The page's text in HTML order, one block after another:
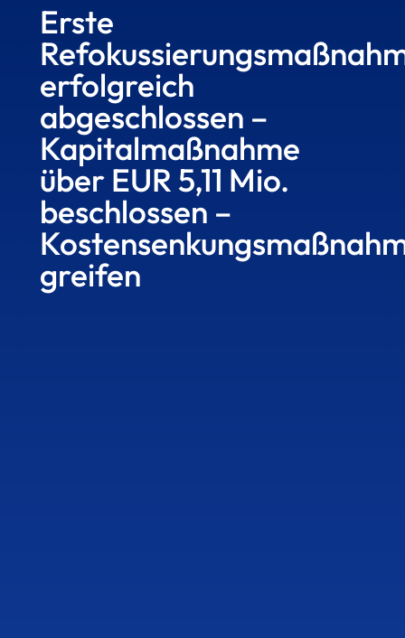
Erste
erfolgreich
abgeschlossen –
Kapitalmaßnahme
über EUR 5,11 Mio.
beschlossen –
greifen